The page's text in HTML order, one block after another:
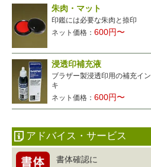
朱肉・マット
印鑑には必要な朱肉と捺印
ネット価格：600円〜
浸透印補充液
ブラザー製浸透印用の補充イン
キ
ネット価格：600円〜
アドバイス・サービス
書体確認に